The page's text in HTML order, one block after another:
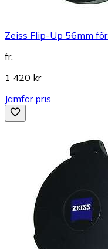
Zeiss Flip-Up 56mm
fr.
1 420 kr
Jämför pris